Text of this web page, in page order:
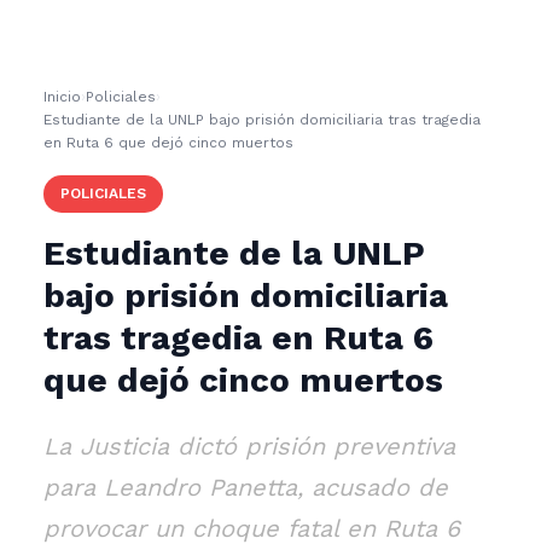
Inicio ›Policiales ›
Estudiante de la UNLP bajo prisión domiciliaria tras tragedia
en Ruta 6 que dejó cinco muertos
POLICIALES
Estudiante de la UNLP
bajo prisión domiciliaria
tras tragedia en Ruta 6
que dejó cinco muertos
La Justicia dictó prisión preventiva
para Leandro Panetta, acusado de
provocar un choque fatal en Ruta 6